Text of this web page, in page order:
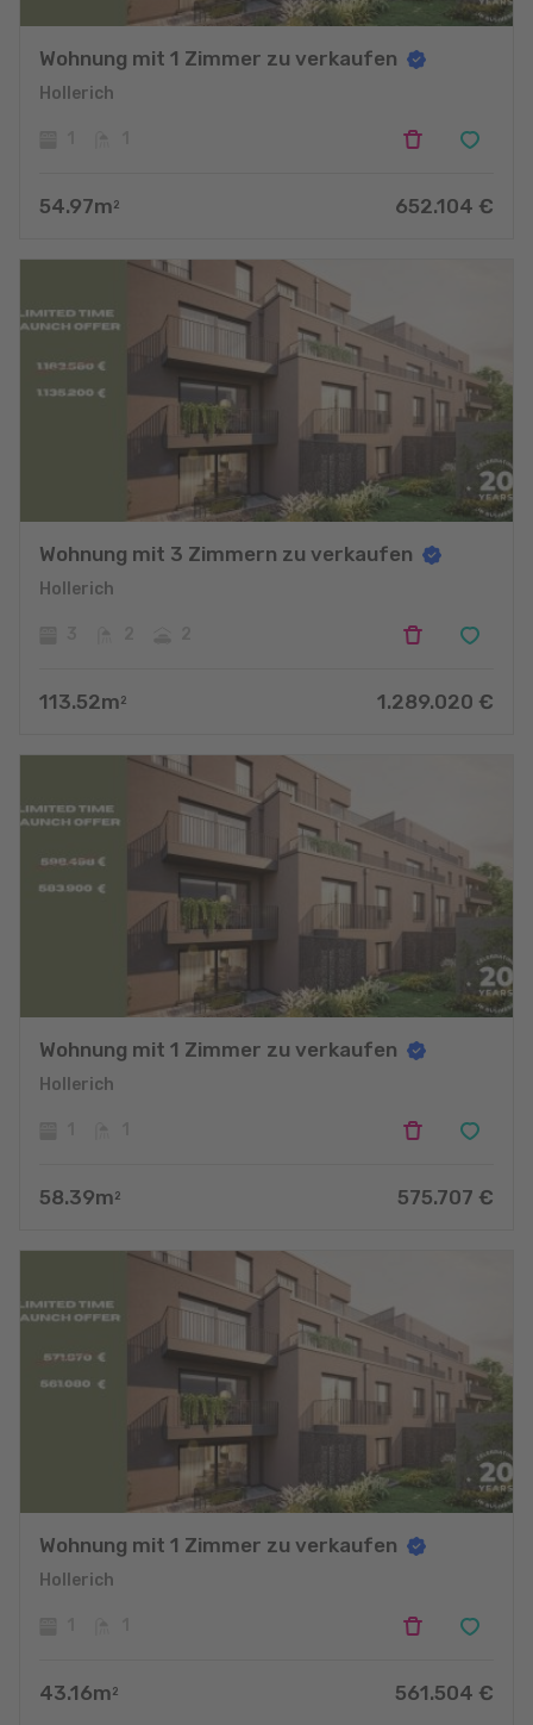
Wohnung mit 1 Zimmer zu verkaufen
Hollerich
54.97m 2 652.104 €
Wohnung mit 3 Zimmern zu verkaufen
Hollerich
113.52m 2 1.289.020 €
Wohnung mit 1 Zimmer zu verkaufen
Hollerich
58.39m 2 575.707 €
Wohnung mit 1 Zimmer zu verkaufen
Hollerich
43.16m 2 561.504 €